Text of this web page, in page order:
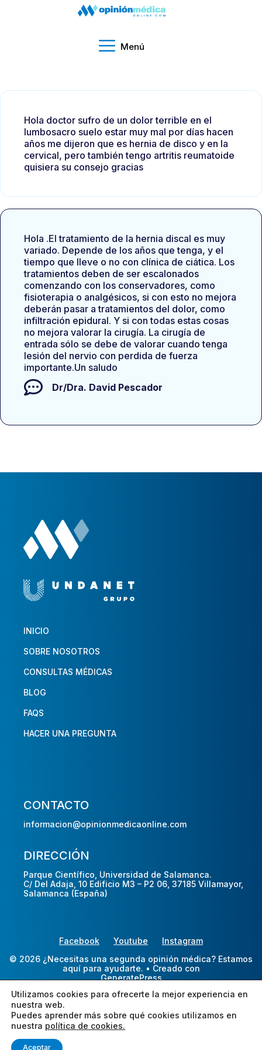
Menú
Hola doctor sufro de un dolor terrible en el
lumbosacro suelo estar muy mal por días hacen
años me dijeron que es hernia de disco y en la
cervical, pero también tengo artritis reumatoide
quisiera su consejo gracias
Hola .El tratamiento de la hernia discal es muy
variado. Depende de los años que tenga, y el
tiempo que lleve o no con clínica de ciática. Los
tratamientos deben de ser escalonados
comenzando con los conservadores, como
fisioterapia o analgésicos, si con esto no mejora
deberán pasar a tratamientos del dolor, como
infiltración epidural. Y si con todas estas cosas
no mejora valorar la cirugía. La cirugía de
entrada sólo se debe de valorar cuando tenga
lesión del nervio con perdida de fuerza
importante.Un saludo
Dr/Dra. David Pescador
INICIO
SOBRE NOSOTROS
CONSULTAS MÉDICAS
BLOG
FAQS
HACER UNA PREGUNTA
CONTACTO
informacion@opinionmedicaonline.com
DIRECCIÓN
Parque Científico, Universidad de Salamanca.
C/ Del Adaja, 10 Edificio M3 – P2 06, 37185 Villamayor,
Salamanca (España)
Facebook Youtube
Instagram
© 2026 ¿Necesitas una segunda opinión médica? Estamos
aquí para ayudarte. • Creado con
GeneratePress
Utilizamos cookies para ofrecerte la mejor experiencia en
nuestra web.
Puedes aprender más sobre qué cookies utilizamos en
nuestra política de cookies.
Aceptar